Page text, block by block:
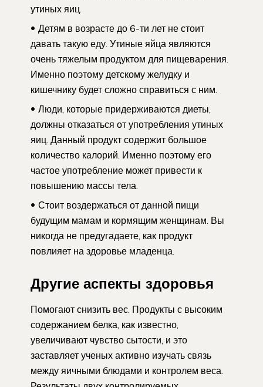
утиных яиц.
Детям в возрасте до 6-ти лет не стоит
давать такую еду. Утиные яйца являются
очень тяжелым продуктом для пищеварения.
Именно поэтому детскому желудку и
кишечнику будет сложно справиться с ним.
Люди, которые придерживаются диеты,
должны отказаться от употребления утиных
яиц. Данный продукт содержит большое
количество калорий. Именно поэтому его
частое употребление может привести к
повышению массы тела.
Стоит воздержаться от данной пищи
будущим мамам и кормящим женщинам. Вы
никогда не предугадаете, как продукт
повлияет на здоровье младенца.
Другие аспекты здоровья
Помогают снизить вес. Продукты с высоким
содержанием белка, как известно,
увеличивают чувство сытости, и это
заставляет ученых активно изучать связь
между яичными блюдами и контролем веса.